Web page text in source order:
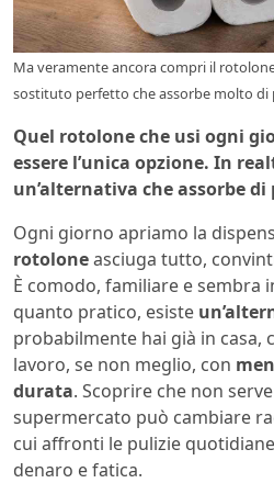
Ma veramente ancora compri il
sostituto perfetto che assorbe molto
Quel rotolone che usi ogni
essere l’unica opzione. In
un’alternativa che assorbe
Ogni giorno apriamo la
rotoloneasciuga tutto,
È comodo, familiare e sembra
quanto pratico, esiste
probabilmente hai già in casa,
lavoro, se non meglio, con
durata. Scoprire che non
supermercato può cambiare
cui affronti le pulizie
denaro e fatica.